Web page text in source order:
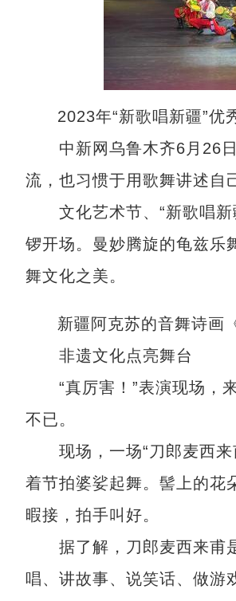
2023年“新歌唱新疆”
中新网乌鲁木齐6月26日
流，也习惯于用歌舞讲述自
文化艺术节、“新歌唱新
锣开场。曼妙腾旋的龟兹
舞文化之美。
新疆阿克苏的音舞诗画
非遗文化点亮舞台
“真厉害！”表演现场，来
不已。
现场，一场“刀郎麦西来
着节拍婆娑起舞。髻上的花
暇接，拍手叫好。
据了解，刀郎麦西来甫是
唱、讲故事、说笑话、做游